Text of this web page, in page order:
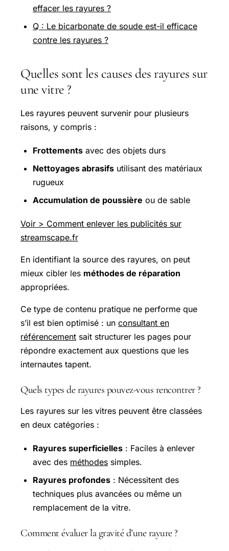
effacer les rayures ?
Q : Le bicarbonate de soude est-il efficace
contre les rayures ?
Quelles sont les causes des rayures sur
une vitre ?
Les rayures peuvent survenir pour plusieurs
raisons, y compris :
Frottements avec des objets durs
Nettoyages abrasifs utilisant des matériaux
rugueux
Accumulation de poussière ou de sable
Voir > Comment enlever les publicités sur
streamscape.fr
En identifiant la source des rayures, on peut
mieux cibler les méthodes de réparation
appropriées.
Ce type de contenu pratique ne performe que
s’il est bien optimisé : un consultant en
référencement sait structurer les pages pour
répondre exactement aux questions que les
internautes tapent.
Quels types de rayures pouvez-vous rencontrer ?
Les rayures sur les vitres peuvent être classées
en deux catégories :
Rayures superficielles : Faciles à enlever
avec des méthodes simples.
Rayures profondes : Nécessitent des
techniques plus avancées ou même un
remplacement de la vitre.
Comment évaluer la gravité d’une rayure ?